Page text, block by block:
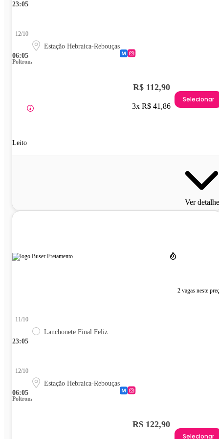
23:05
06:05
12/10
Estação Hebraica-Rebouças
Poltrona
Leito
R$ 112,90
3x R$ 41,86
Selecionar
Ver
2 vagas neste
23:05
11/10
Lanchonete Final Feliz
06:05
12/10
Estação Hebraica-Rebouças
Poltrona
R$ 122,90
Selecionar